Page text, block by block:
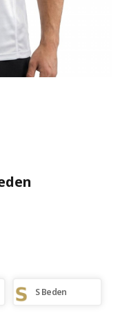
S Beden